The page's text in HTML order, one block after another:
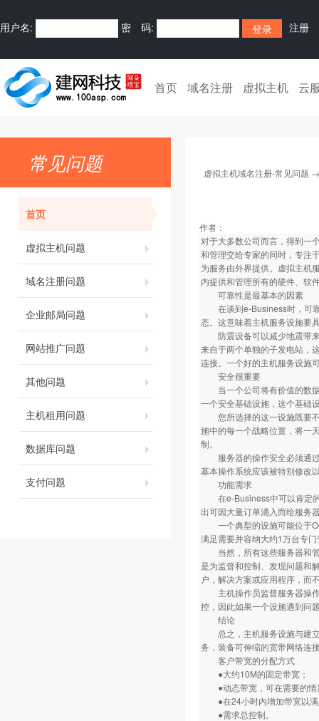
用户名: 密 码: 注册
首页 域名注册 虚拟主机 云
常见问题
首页
虚拟主机问题
域名注册问题
企业邮局问题
网站推广问题
其他问题
主机租用问题
数据库问题
支付问题
虚拟主机域名注册-常见问题
作者：
对于大多数公司而言，得到一
和管理交给专家的同时，专注
为服务由外界提供。虚拟主机
内提供和管理所有的硬件、软
可靠性是最基本的因素
在谈到e-Business时，可靠
态。这意味着主机服务设施要
防震设备可以减少地震带来
来自于两个单独的子发电站，
连接。一个好的主机服务设施
安全很重要
当一个公司将有价值的数据
一个安全基础设施，这个基础
您所选择的这一设施既要不
施中的每一个战略位置，将一
制。
服务器的操作安全必须通过
基本操作系统应该被特别修改
功能需求
在e-Business中可以肯定的
出可因大量订单涌入而给服务
一个典型的设施可能位于
满足需要并容纳大约1万台专
当然，所有这些服务器和管
是为监督和控制、发现问题和
户，解决方案或应用程序，而
主机操作员监督服务器操作
控，因此如果一个设施遇到问
结论
总之，主机服务设施与建立
务，装备可伸缩的宽带网络连
客户带宽的分配方式
●大约10M的固定带宽；
●动态带宽，可在需要的情
●在24小时内增加带宽以满
●需求总控制。